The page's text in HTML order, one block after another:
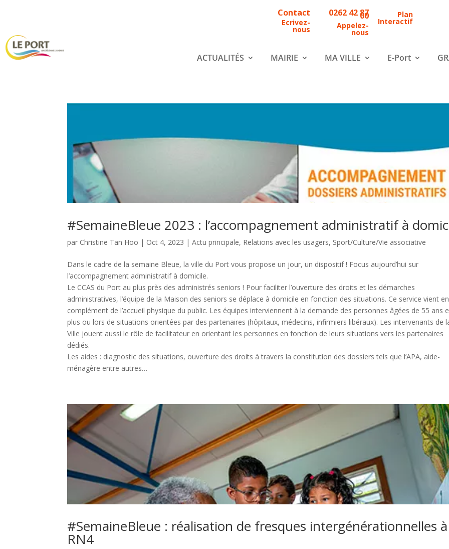
Contact
Ecrivez-
nous
0262 42 87
00
Appelez-
nous
Plan
Interactif
ACTUALITÉS MAIRIE MA VILLE E-Port
#SemaineBleue 2023 : l’accompagnement administratif à
par Christine Tan Hoo | Oct 4, 2023 |Actu principale, Relations avec les usagers, Sport/Culture/Vie associative
Dans le cadre de la semaine Bleue, la ville du Port vous propose un jour, un dispositif ! Focus aujourd’hui sur
l’accompagnement administratif à domicile.
Le CCAS du Port au plus près des administrés seniors ! Pour faciliter l’ouverture des droits et les démarches
administratives, l’équipe de la Maison des seniors se déplace à domicile en fonction des situations. Ce service vient en
complément de l’accueil physique du public. Les équipes interviennent à la demande des personnes âgées de 55 ans
plus ou lors de situations orientées par des partenaires (hôpitaux, médecins, infirmiers libéraux). Les intervenants de
Ville jouent aussi le rôle de facilitateur en orientant les personnes en fonction de leurs situations vers les partenaires
dédiés.
Les aides : diagnostic des situations, ouverture des droits à travers la constitution des dossiers tels que l’APA, aide-
ménagère entre autres…
#SemaineBleue : réalisation de fresques intergénérationnelles
RN4